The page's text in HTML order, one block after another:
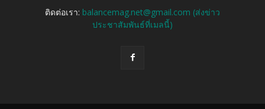
ติดต่อเรา: balancemag.net@gmail.com (ส่งข่าว
ประชาสัมพันธ์ที่เมลนี้)